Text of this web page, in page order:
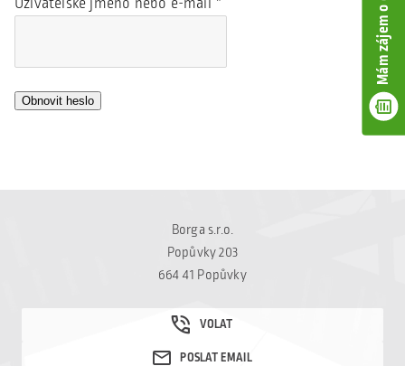
Obnovit heslo
Borga s.r.o.
Popůvky 203
664 41 Popůvky